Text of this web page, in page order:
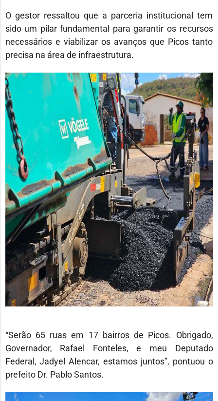
O gestor ressaltou que a parceria institucional tem
sido um pilar fundamental para garantir os recursos
necessários e viabilizar os avanços que Picos tanto
precisa na área de infraestrutura.
“Serão 65 ruas em 17 bairros de Picos. Obrigado,
Governador, Rafael Fonteles, e meu Deputado
Federal, Jadyel Alencar, estamos juntos”, pontuou o
prefeito Dr. Pablo Santos.